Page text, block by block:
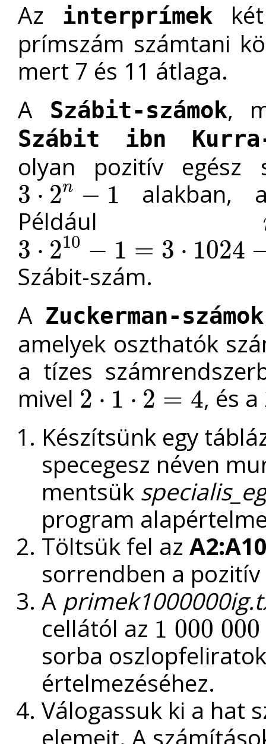
Az
interprímek
prímszám számtani
mert 7 és 11 átlaga.
A
Szábit-számok,
Szábit ibn Kurra-
olyan pozitív egész
3 ⋅ 2n − 1
3⋅2 n− 1
alakban,
Például
3 ⋅ 210 − 1 = 3 ⋅ 1024
3⋅2 10 −1= 1024− 1=3072− =3071
Szábit-szám.
A Zuckerman-számok
amelyek oszthatók
a tízes
mivel 2 ⋅ 1 ⋅ 2 = 4
2⋅1 2 4
, és
Készítsünk egy
specegesz néven
mentsük
program
Töltsük fel az
sorrendben a
A
cellától az 1 000 000
1000000
sorba
értelmezéséhez.
Válogassuk ki a hat
elemeit. A